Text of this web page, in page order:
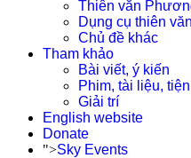
Thiên văn
Dụng cụ thiên văn
Chủ đề khác
Tham khảo
Bài viết, ý kiến
Phim, tài liệu,
Giải trí
English website
Donate
">Sky Events